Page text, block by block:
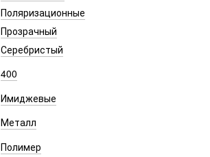
Поляризационные
Прозрачный
Серебристый
400
Имиджевые
Металл
Полимер